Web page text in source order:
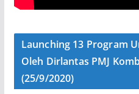
Launching 13 Program
Oleh Dirlantas PMJ
(25/9/2020)